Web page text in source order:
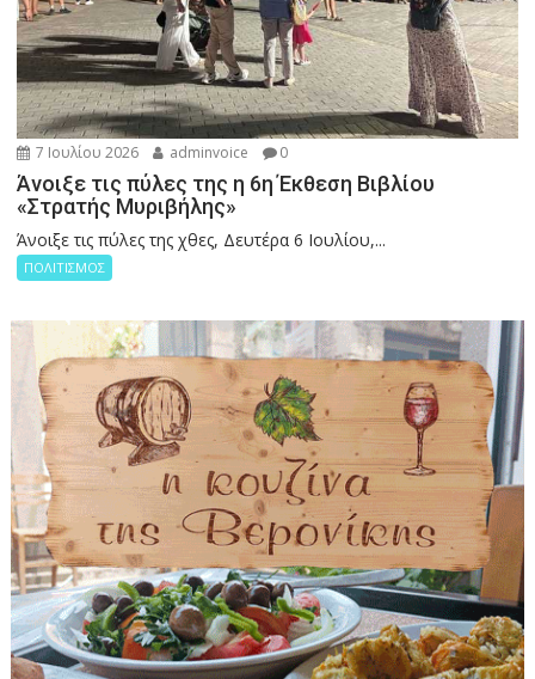
7 Ιουλίου 2026 adminvoice 0
Άνοιξε τις πύλες της η 6η Έκθεση Βιβλίου
«Στρατής Μυριβήλης»
Άνοιξε τις πύλες της χθες, Δευτέρα 6 Ιουλίου,...
ΠΟΛΙΤΙΣΜΟΣ